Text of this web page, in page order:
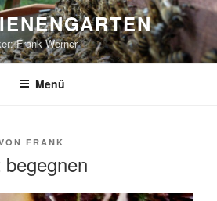
Frank Werner
Menü
FRANK